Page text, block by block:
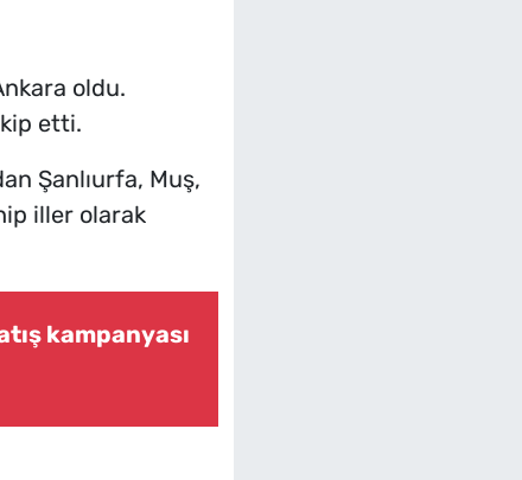
oldu.
etti.
Şanlıurfa, Muş,
iller olarak
kampanyası